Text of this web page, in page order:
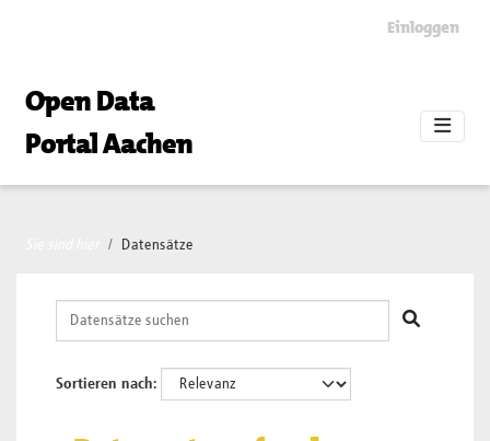
Einloggen
Open Data
Portal Aachen
Datensätze
Sortieren nach